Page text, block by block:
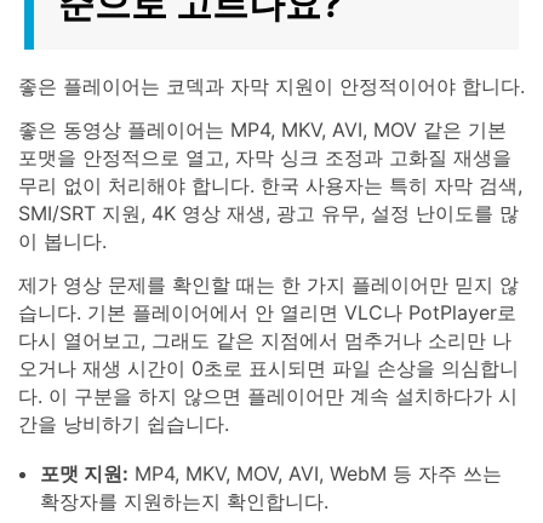
좋은 플레이어는 코덱과 자막 지원이 안정적이어야 합니다.
좋은 동영상 플레이어는 MP4, MKV, AVI, MOV 같은 기본
포맷을 안정적으로 열고, 자막 싱크 조정과 고화질 재생을
무리 없이 처리해야 합니다. 한국 사용자는 특히 자막 검색,
SMI/SRT 지원, 4K 영상 재생, 광고 유무, 설정 난이도를 많
이 봅니다.
제가 영상 문제를 확인할 때는 한 가지 플레이어만 믿지 않
습니다. 기본 플레이어에서 안 열리면 VLC나 PotPlayer로
다시 열어보고, 그래도 같은 지점에서 멈추거나 소리만 나
오거나 재생 시간이 0초로 표시되면 파일 손상을 의심합니
다. 이 구분을 하지 않으면 플레이어만 계속 설치하다가 시
간을 낭비하기 쉽습니다.
포맷 지원: MP4, MKV, MOV, AVI, WebM 등 자주 쓰는
확장자를 지원하는지 확인합니다.